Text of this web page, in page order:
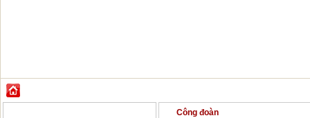
Công đoàn